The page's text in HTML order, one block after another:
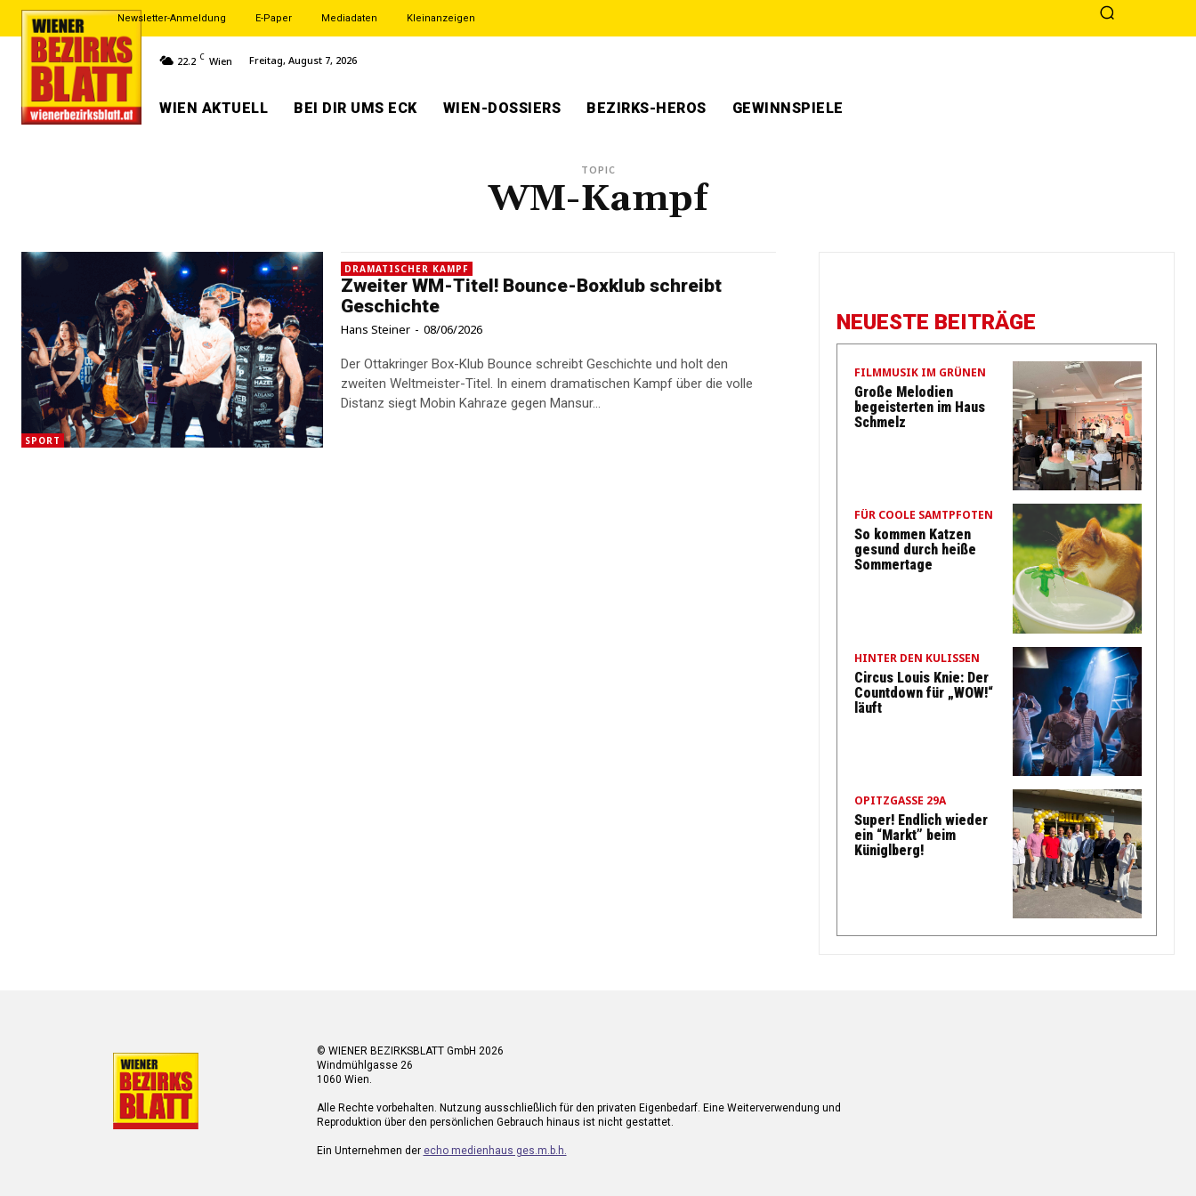
Newsletter-Anmeldung E-Paper Mediadaten Kleinanzeigen
22.2 C Wien Freitag, August 7, 2026
WIEN AKTUELL BEI DIR UMS ECK WIEN-DOSSIERS BEZIRKS-HEROS GEWINNSPIELE
TOPIC
WM-Kampf
SPORT
DRAMATISCHER KAMPF
Zweiter WM-Titel! Bounce-Boxklub schreibt
Geschichte
Hans Steiner - 08/06/2026
Der Ottakringer Box-Klub Bounce schreibt Geschichte und holt den
zweiten Weltmeister-Titel. In einem dramatischen Kampf über die volle
Distanz siegt Mobin Kahraze gegen Mansur...
NEUESTE BEITRÄGE
FILMMUSIK IM GRÜNEN
Große Melodien
begeisterten im Haus
Schmelz
FÜR COOLE SAMTPFOTEN
So kommen Katzen
gesund durch heiße
Sommertage
HINTER DEN KULISSEN
Circus Louis Knie: Der
Countdown für „WOW!“
läuft
OPITZGASSE 29A
Super! Endlich wieder
ein “Markt” beim
Küniglberg!
© WIENER BEZIRKSBLATT GmbH 2026
Windmühlgasse 26
1060 Wien.
Alle Rechte vorbehalten. Nutzung ausschließlich für den privaten Eigenbedarf. Eine Weiterverwendung und
Reproduktion über den persönlichen Gebrauch hinaus ist nicht gestattet.
Ein Unternehmen der echo medienhaus ges.m.b.h.